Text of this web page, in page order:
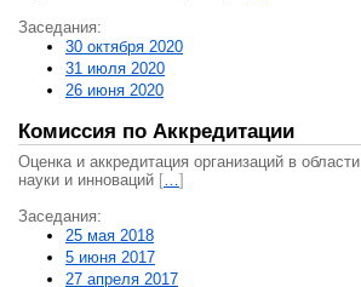
Заседания:
30 октября 2020
31 июля 2020
26 июня 2020
Комиссия по Аккредитации
Оценка и аккредитация организаций в области
науки и инноваций […]
Заседания:
25 мая 2018
5 июня 2017
27 апреля 2017